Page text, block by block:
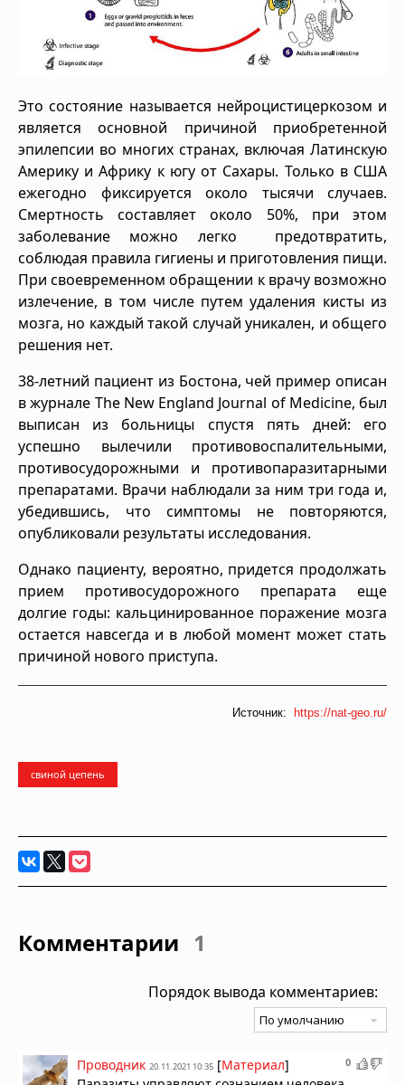
Это состояние называется нейроцистицеркозом и
является основной причиной приобретенной
эпилепсии во многих странах, включая Латинскую
Америку и Африку к югу от Сахары. Только в США
ежегодно фиксируется около тысячи случаев.
Смертность составляет около 50%, при этом
заболевание можно легко предотвратить,
соблюдая правила гигиены и приготовления пищи.
При своевременном обращении к врачу возможно
излечение, в том числе путем удаления кисты из
мозга, но каждый такой случай уникален, и общего
решения нет.
38-летний пациент из Бостона, чей пример описан
в журнале The New England Journal of Medicine, был
выписан из больницы спустя пять дней: его
успешно вылечили противовоспалительными,
противосудорожными и противопаразитарными
препаратами. Врачи наблюдали за ним три года и,
убедившись, что симптомы не повторяются,
опубликовали результаты исследования.
Однако пациенту, вероятно, придется продолжать
прием противосудорожного препарата еще
долгие годы: кальцинированное поражение мозга
остается навсегда и в любой момент может стать
причиной нового приступа.
Источник: https://nat-geo.ru/
свиной цепень
Комментарии 1
Порядок вывода комментариев:
0
Проводник 20.11.2021 10:35 [Материал]